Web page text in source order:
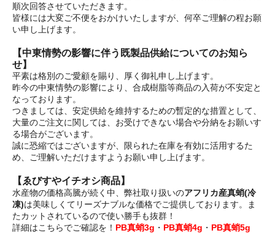
順次回答させていただきます。
皆様には大変ご不便をおかけいたしますが、何卒ご理解の程お願
い申し上げます。
【中東情勢の影響に伴う既製品供給についてのお知ら
せ】
平素は格別のご愛顧を賜り、厚く御礼申し上げます。
昨今の中東情勢の影響により、合成樹脂等商品の入荷が不安定と
なっております。
つきましては、安定供給を維持するための暫定的な措置として、
大量のご注文に関しては、お受けできない場合や分納をお願いす
る場合がございます。
誠に恐縮ではございますが、限られた在庫を有効に活用するた
め、ご理解いただけますようお願い申し上げます。
【ゑびすやイチオシ商品】
水産物の価格高騰が続く中、弊社取り扱いのアフリカ産真蛸(冷
凍)は美味しくてリーズナブルな価格でご提供しております。ま
たカットされているので使い勝手も抜群！
詳細はこちらでご確認を！ PB真蛸3g ・ PB真蛸4g ・ PB真蛸5g